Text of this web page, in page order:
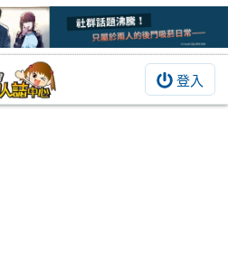
登入